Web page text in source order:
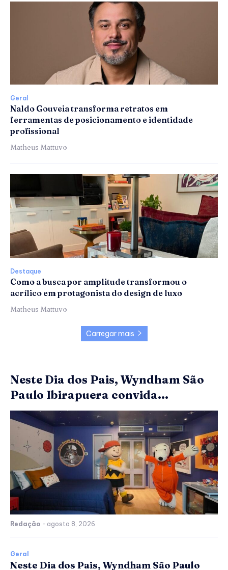
Geral
Naldo Gouveia transforma retratos em
ferramentas de posicionamento e identidade
profissional
Matheus Mattuvo
Destaque
Como a busca por amplitude transformou o
acrílico em protagonista do design de luxo
Matheus Mattuvo
Carregar mais
Neste Dia dos Pais, Wyndham São
Paulo Ibirapuera convida...
Redação - agosto 8, 2026
Geral
Neste Dia dos Pais, Wyndham São Paulo